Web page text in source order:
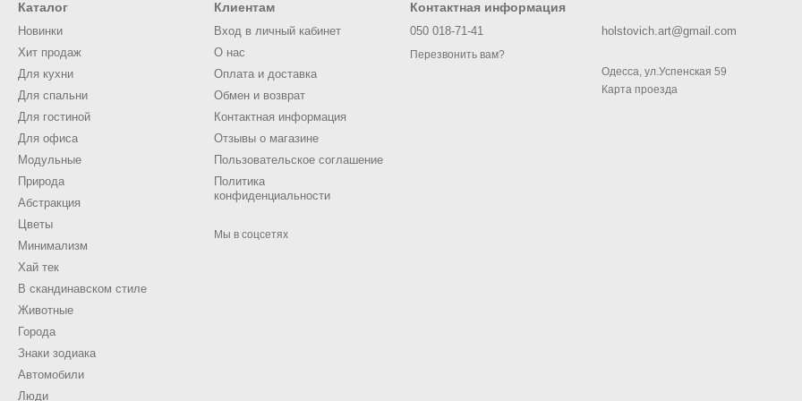
Каталог
Новинки
Хит продаж
Для кухни
Для спальни
Для гостиной
Для офиса
Модульные
Природа
Абстракция
Цветы
Минимализм
Хай тек
В скандинавском стиле
Животные
Города
Знаки зодиака
Автомобили
Люди
Клиентам
Вход в личный кабинет
О нас
Оплата и доставка
Обмен и возврат
Контактная информация
Отзывы о магазине
Пользовательское соглашение
Политика
конфиденциальности
Мы в соцсетях
Контактная информация
050 018-71-41
Перезвонить вам?
holstovich.art@gmail.com
Одесса, ул.Успенская 59
Карта проезда